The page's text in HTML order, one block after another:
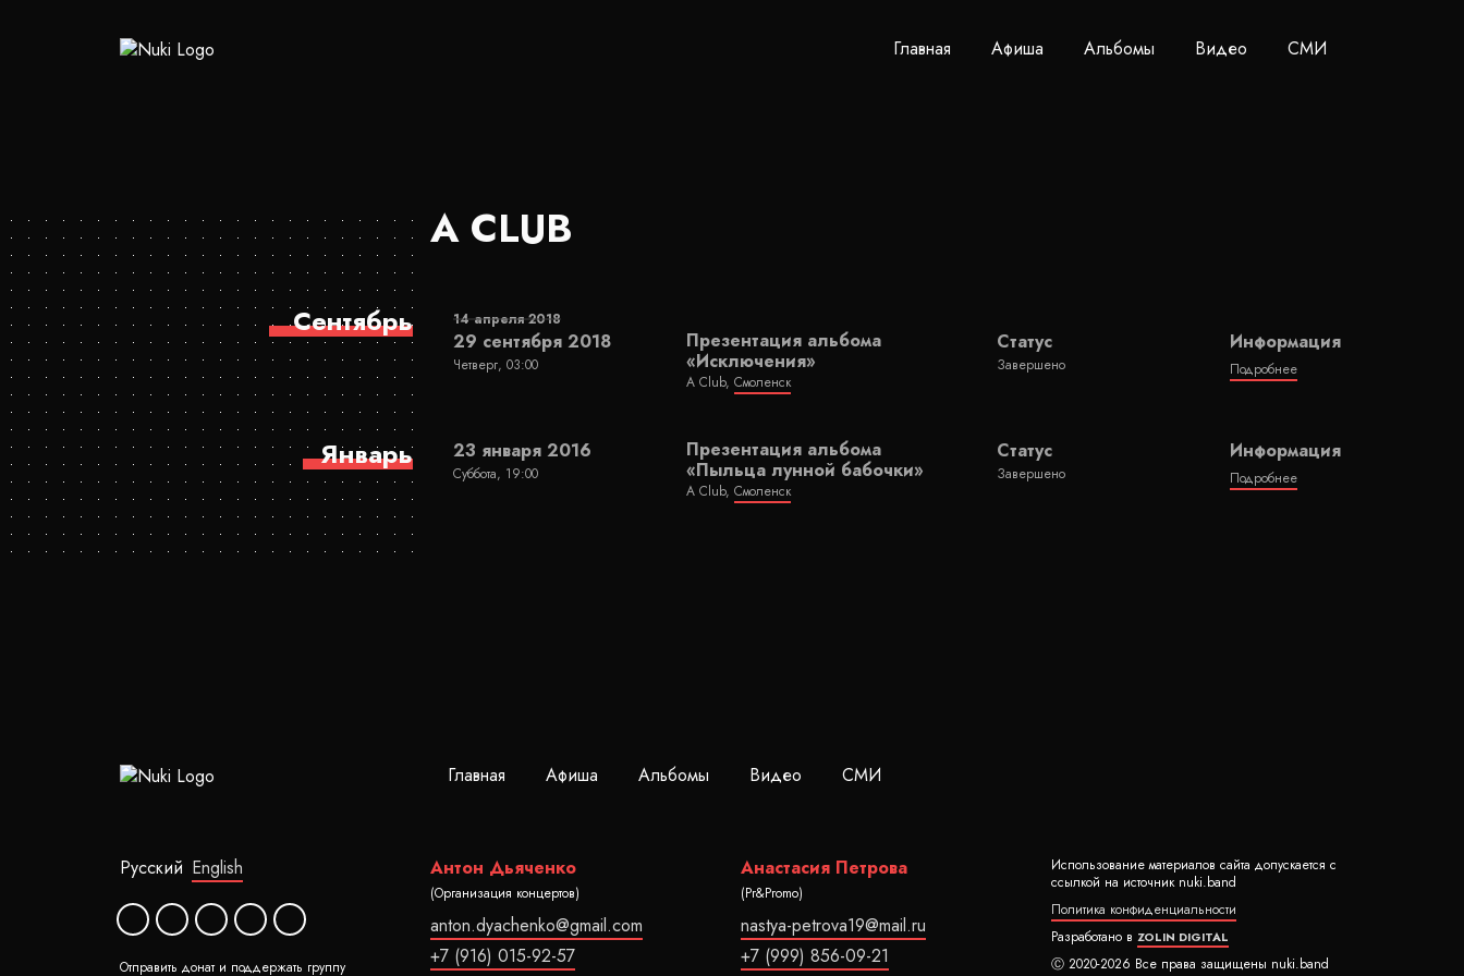
Главная Афиша Альбомы Видео СМИ
A CLUB
Сентябрь 14 апреля 2018
29 сентября 2018
Четверг, 03:00
Презентация альбома
«Исключения»
A Club, Смоленск
Статус
Завершено
Информация
Подробнее
Январь 23 января 2016
Суббота, 19:00
Презентация альбома
«Пыльца лунной бабочки»
A Club, Смоленск
Статус
Завершено
Информация
Подробнее
Главная Афиша Альбомы Видео СМИ
Русский English
Отправить донат и поддержать группу
Антон Дьяченко
(Организация концертов)
anton.dyachenko@gmail.com
+7 (916) 015-92-57
Анастасия Петрова
(Pr&Promo)
nastya-petrova19@mail.ru
+7 (999) 856-09-21
Использование материалов сайта допускается с
ссылкой на источник nuki.band
Политика конфиденциальности
Разработано в ZOLIN DIGITAL
Ⓒ 2020-2026 Все права защищены nuki.band